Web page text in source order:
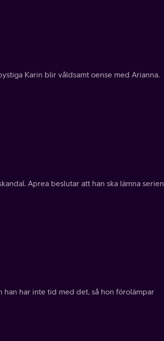
Karin blir våldsamt oense med Arianna.
Aprea beslutar att han ska lämna serien
han har inte tid med det, så hon förolämpar